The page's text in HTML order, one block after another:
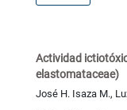
Actividad
elastomataceae)
José H. Isaza M.,